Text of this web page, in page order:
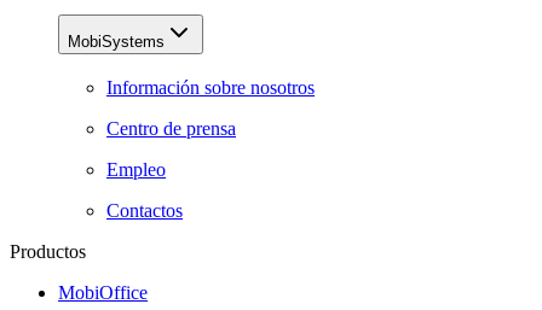
MobiSystems
Información sobre nosotros
Centro de prensa
Empleo
Contactos
Productos
MobiOffice